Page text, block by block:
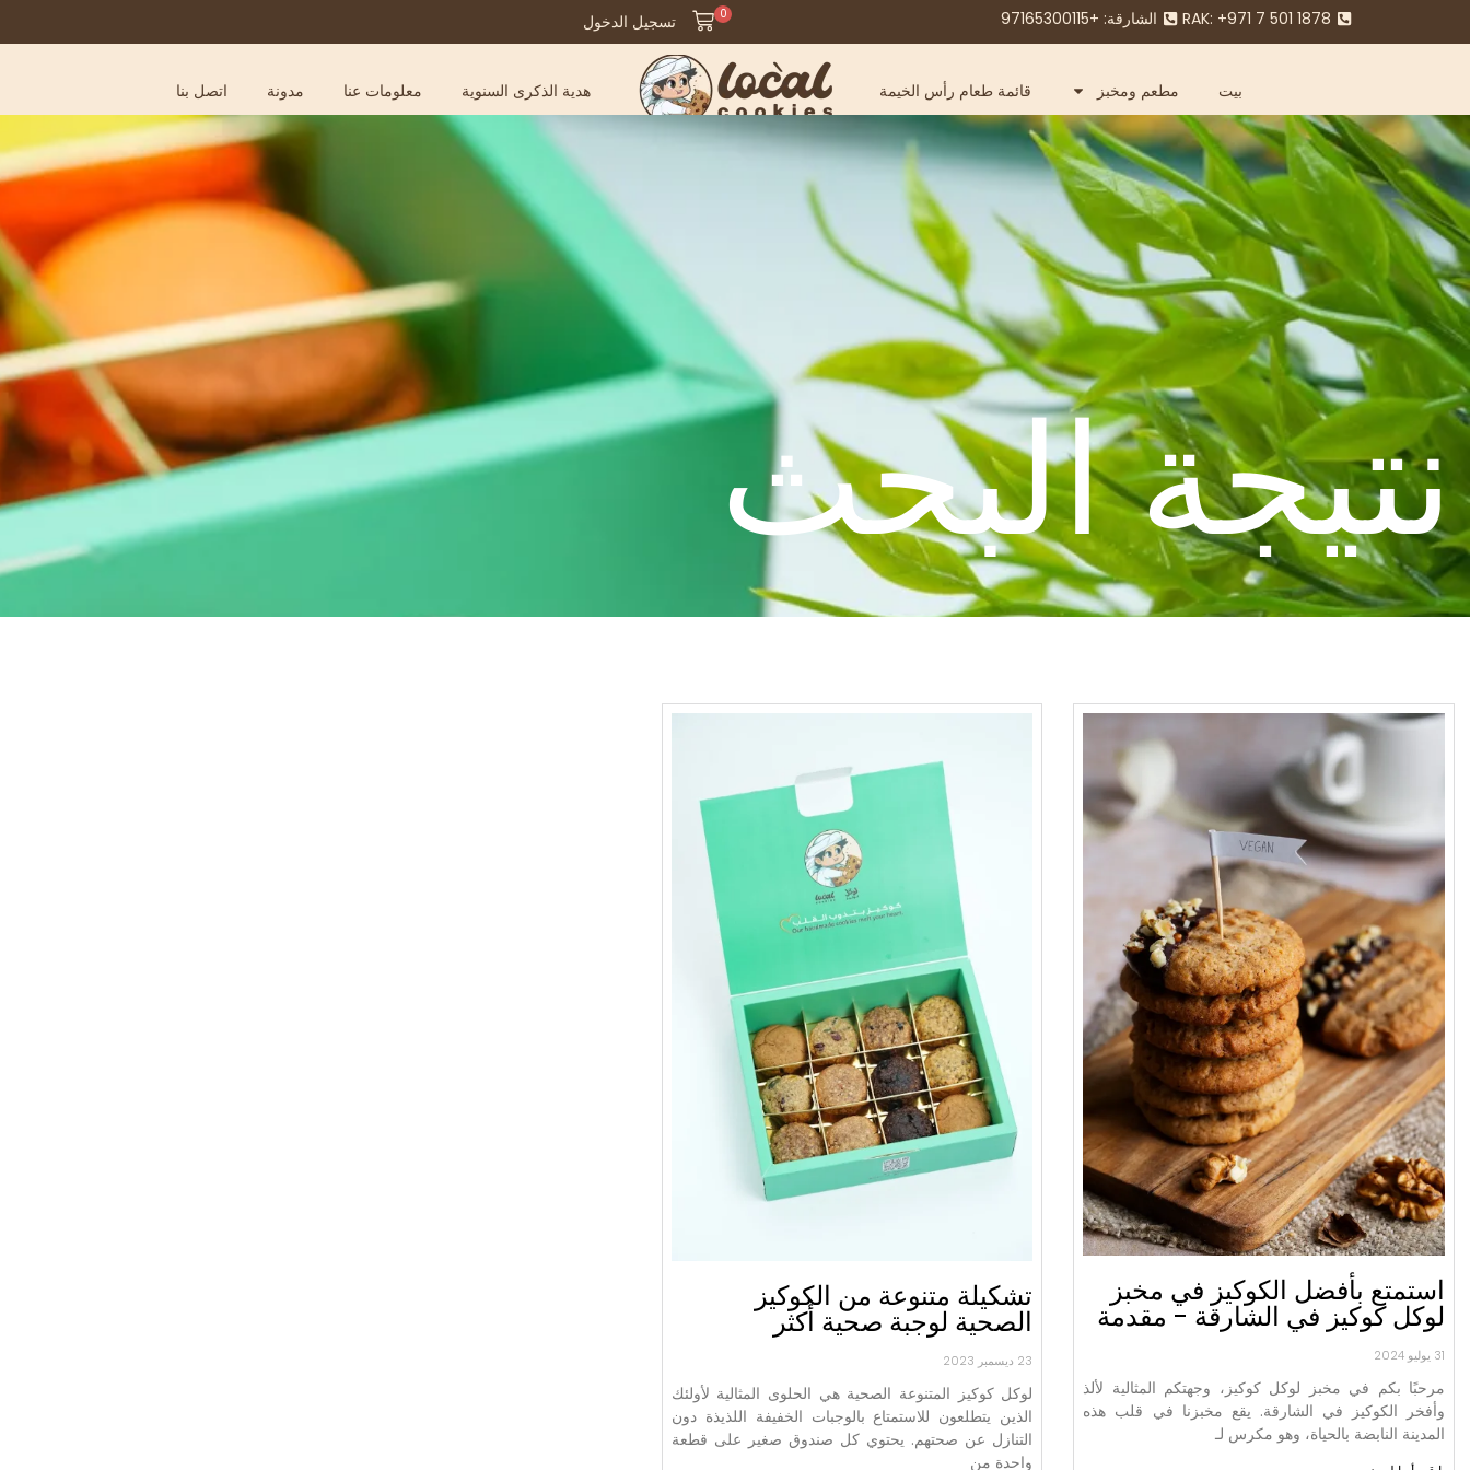
RAK: +971 7 501 1878 الشارقة: +97165300115 0 تسجيل الدخول
بيت مطعم ومخبز قائمة طعام رأس الخيمة هدية الذكرى السنوية معلومات عنا مدونة اتصل بنا
نتيجة البحث
استمتع بأفضل الكوكيز في مخبز
لوكل كوكيز في الشارقة - مقدمة
31 يوليو 2024
مرحبًا بكم في مخبز لوكل كوكيز، وجهتكم المثالية لألذ
وأفخر الكوكيز في الشارقة. يقع مخبزنا في قلب هذه
المدينة النابضة بالحياة، وهو مكرس لـ
تشكيلة متنوعة من الكوكيز
الصحية لوجبة صحية أكثر
23 ديسمبر 2023
لوكل كوكيز المتنوعة الصحية هي الحلوى المثالية لأولئك
الذين يتطلعون للاستمتاع بالوجبات الخفيفة اللذيذة دون
التنازل عن صحتهم. يحتوي كل صندوق صغير على قطعة
واحدة من